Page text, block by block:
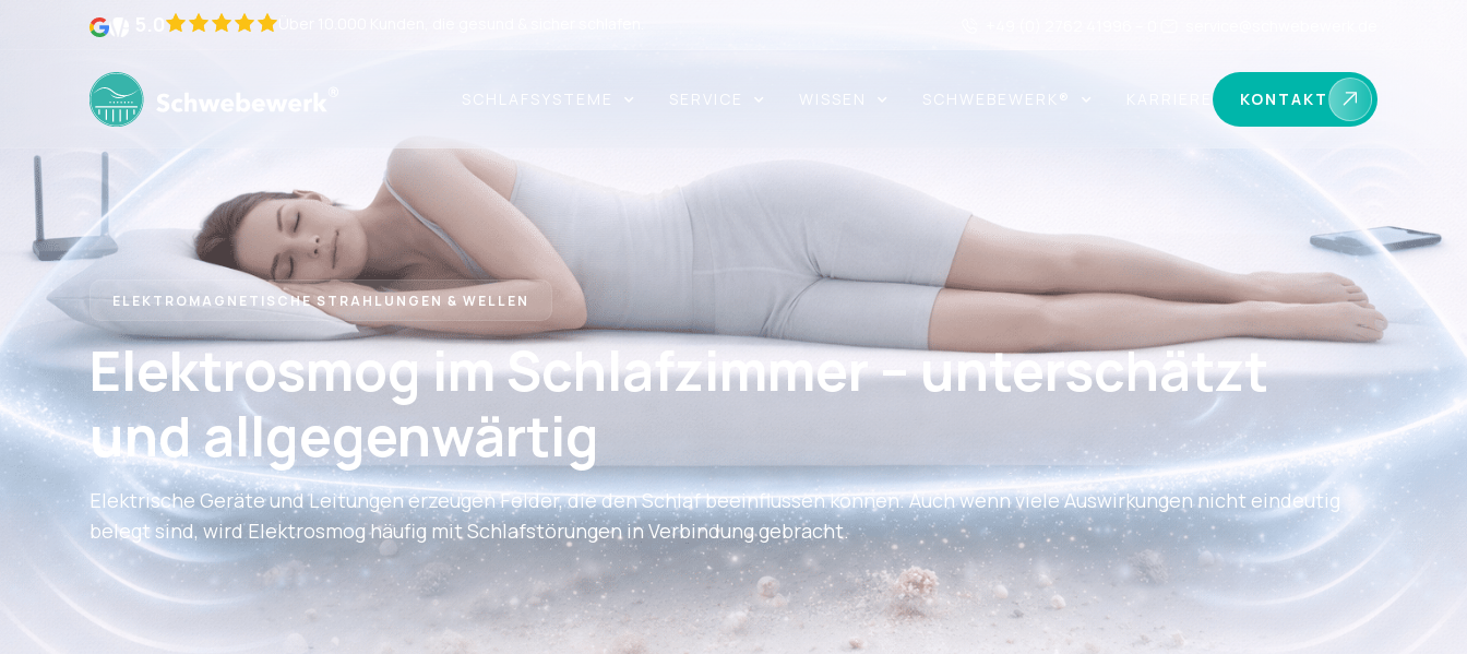
SCHLAFSYSTEME SERVICE WISSEN SCHWEBEWERK® KONTAKT
ELEKTROMAGNETISCHE STRAHLUNGEN & WELLEN
Elektrosmog im Schlafzimmer – unterschätzt
und allgegenwärtig
Elektrische Geräte und Leitungen erzeugen Felder, die den Schlaf beeinflussen können. Auch wenn viele Auswirkungen nicht eindeutig
belegt sind, wird Elektrosmog häufig mit Schlafstörungen in Verbindung gebracht.